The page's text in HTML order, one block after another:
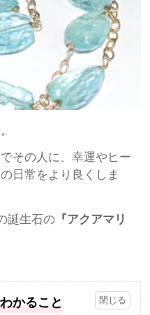
その人に、幸運やヒー
日常をより良くしま
誕生石の 『アクアマリ
かること